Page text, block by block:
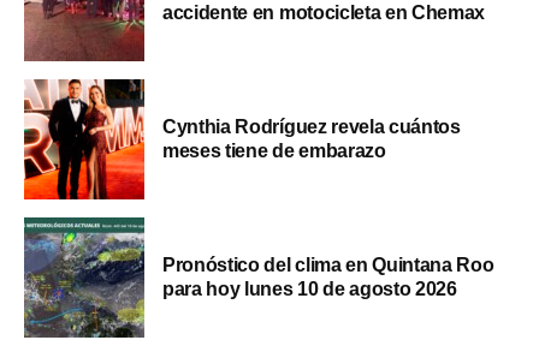
accidente en motocicleta en Chemax
Cynthia Rodríguez revela cuántos
meses tiene de embarazo
Pronóstico del clima en Quintana Roo
para hoy lunes 10 de agosto 2026